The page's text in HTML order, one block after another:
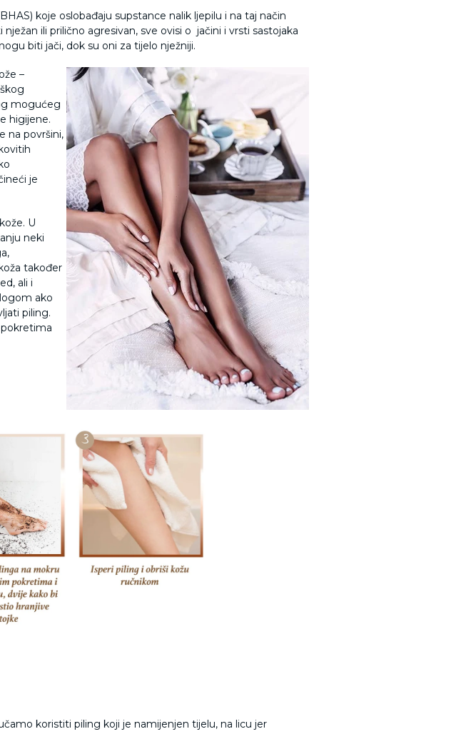
koje oslobađaju supstance nalik ljepilu i na taj način
ili prilično agresivan, sve ovisi o jačini i vrsti sastojaka
biti jači, dok su oni za tijelo nježniji.
–
mogućeg
higijene.
na površini,
je
U
neki
također
ali i
ako
piling.
koristiti piling koji je namijenjen tijelu, na licu jer